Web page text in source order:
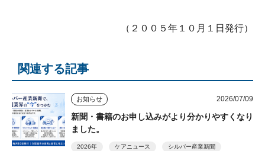
（２００５年１０月１日発行）
関連する記事
お知らせ 2026/07/09
新聞・書籍のお申し込みがより分かりやすくなり
ました。
2026年 ケアニュース シルバー産業新聞